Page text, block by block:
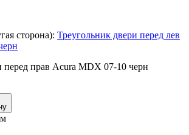
сторона): Треугольник двери перед лев
перед прав Acura MDX 07-10 черн